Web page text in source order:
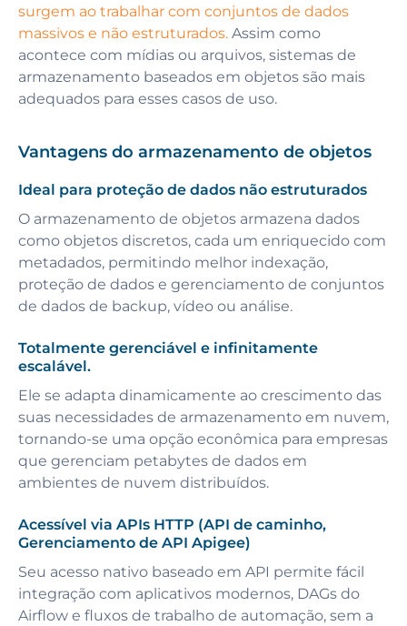
surgem ao trabalhar com conjuntos de dados
massivos e não estruturados. Assim como
acontece com mídias ou arquivos, sistemas de
armazenamento baseados em objetos são mais
adequados para esses casos de uso.
Vantagens do armazenamento de objetos
Ideal para proteção de dados não estruturados
O armazenamento de objetos armazena dados
como objetos discretos, cada um enriquecido com
metadados, permitindo melhor indexação,
proteção de dados e gerenciamento de conjuntos
de dados de backup, vídeo ou análise.
Totalmente gerenciável e infinitamente
escalável.
Ele se adapta dinamicamente ao crescimento das
suas necessidades de armazenamento em nuvem,
tornando-se uma opção econômica para empresas
que gerenciam petabytes de dados em
ambientes de nuvem distribuídos.
Acessível via APIs HTTP (API de caminho,
Gerenciamento de API Apigee)
Seu acesso nativo baseado em API permite fácil
integração com aplicativos modernos, DAGs do
Airflow e fluxos de trabalho de automação, sem a